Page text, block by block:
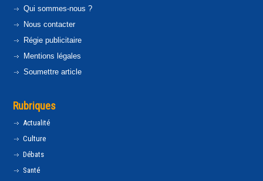
Qui sommes-nous ?
Nous contacter
Régie publicitaire
Mentions légales
Soumettre article
Rubriques
Actualité
Culture
Débats
Santé